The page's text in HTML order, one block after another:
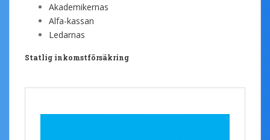
Akademikernas
Alfa-kassan
Ledarnas
Statlig inkomstförsäkring